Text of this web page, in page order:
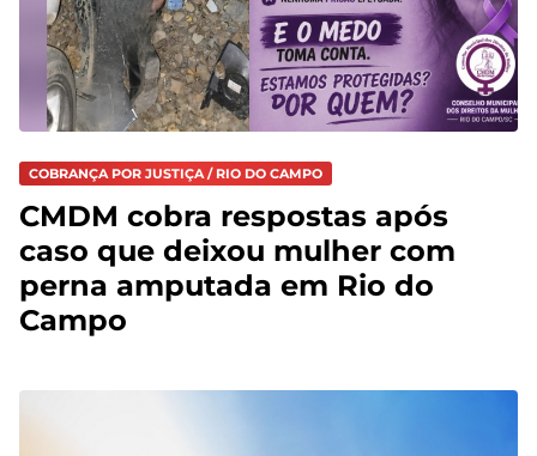
COBRANÇA POR JUSTIÇA / RIO DO CAMPO
CMDM cobra respostas após
caso que deixou mulher com
perna amputada em Rio do
Campo